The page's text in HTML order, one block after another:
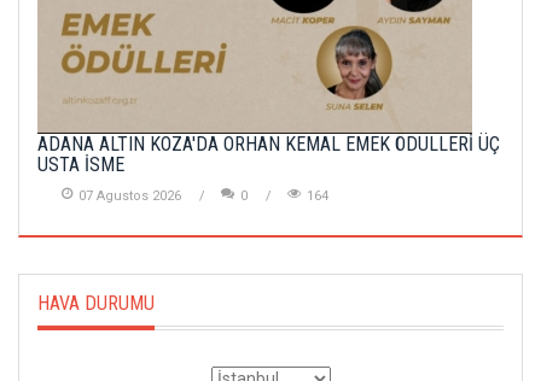
ADANA ALTIN KOZA'DA ORHAN KEMAL EMEK ÖDÜLLERİ ÜÇ
USTA İSME
07 Agustos 2026 0 164
HAVA DURUMU